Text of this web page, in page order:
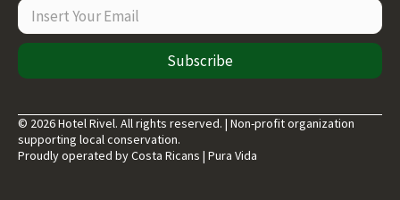
Subscribe
© 2026 Hotel Rivel. All rights reserved. | Non-profit organization
supporting local conservation.
Proudly operated by Costa Ricans | Pura Vida